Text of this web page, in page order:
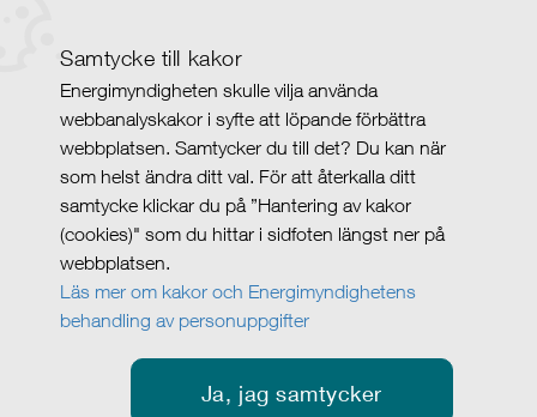
Samtycke till kakor
Energimyndigheten skulle vilja använda
webbanalyskakor i syfte att löpande förbättra
webbplatsen. Samtycker du till det? Du kan när
som helst ändra ditt val. För att återkalla ditt
samtycke klickar du på ”Hantering av kakor
(cookies)" som du hittar i sidfoten längst ner på
webbplatsen.
Läs mer om kakor och Energimyndighetens
behandling av personuppgifter
Ja, jag samtycker